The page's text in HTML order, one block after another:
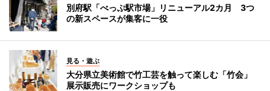
別府駅「べっぷ駅市場」リニューアル2カ月 3つ
の新スペースが集客に一役
見る・遊ぶ
大分県立美術館で竹工芸を触って楽しむ「竹会」
展示販売にワークショップも